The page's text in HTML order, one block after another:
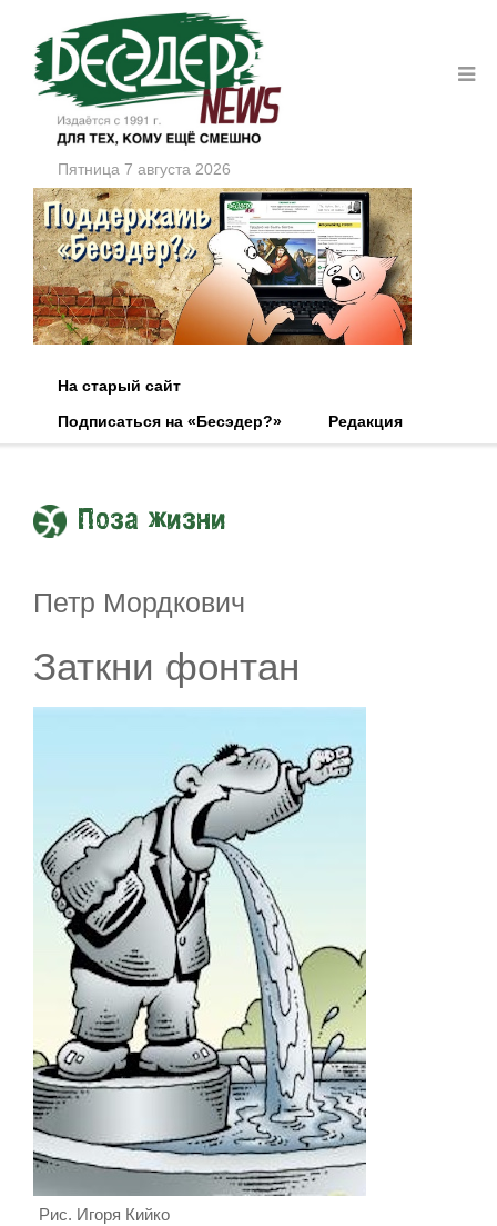
Пятница 7 августа 2026
На старый сайт
Подписаться на «Бесэдер?»
Редакция
Поза жизни
Петр Мордкович
Заткни фонтан
Рис. Игоря Кийко